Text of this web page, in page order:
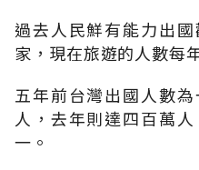
過去人民鮮有能力出
家，現在旅遊的人數每
五年前台灣出國人數
人，去年則達四百萬
一。